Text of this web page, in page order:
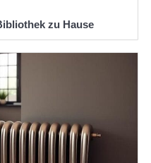
zu Hause